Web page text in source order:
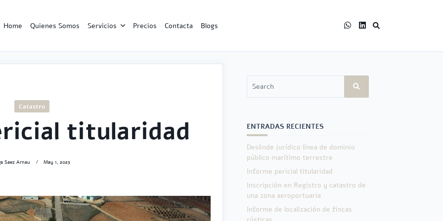
Home Quienes Somos Servicios Precios Contacta Blogs
Catastro
titularidad
Saez Arnau May 1, 2023
Search
ENTRADAS RECIENTES
Deslinde jurídico línea de dominio
público marítimo terrestre
Informe pericial titularidad
Inscripción en Registro y catastro de
una zona aeroportuaria
Informe de localización de fincas